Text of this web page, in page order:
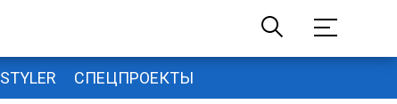
STYLER СПЕЦПРОЕКТЫ